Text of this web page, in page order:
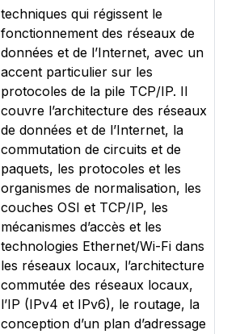
techniques qui régissent le
fonctionnement des réseaux de
données et de l’Internet, avec un
accent particulier sur les
protocoles de la pile TCP/IP. Il
couvre l’architecture des réseaux
de données et de l’Internet, la
commutation de circuits et de
paquets, les protocoles et les
organismes de normalisation, les
couches OSI et TCP/IP, les
mécanismes d’accès et les
technologies Ethernet/Wi-Fi dans
les réseaux locaux, l’architecture
commutée des réseaux locaux,
l’IP (IPv4 et IPv6), le routage, la
conception d’un plan d’adressage